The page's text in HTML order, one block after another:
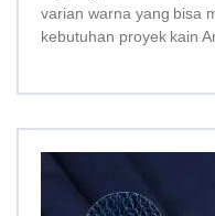
varian warna yang bisa
kebutuhan proyek kain